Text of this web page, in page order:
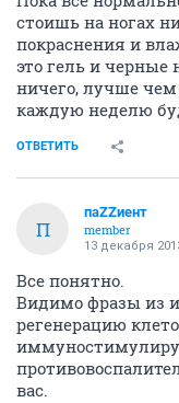
стоишь на ногах
покраснения и
это гель и черные
ничего, лучше чем
каждую неделю
ОТВЕТИТЬ
П
паZZиент
member
13 декабря
Все понятно.
Видимо фразы из
регенерацию
вас.